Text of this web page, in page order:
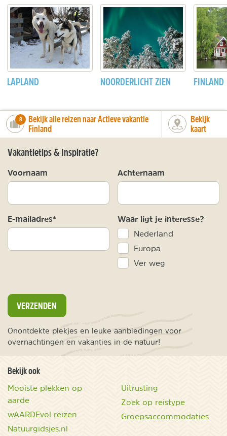
LAPLAND NOORDERLICHT ZIEN FINLAND
number_of_trips:
8
Bekijk alle reizen naar Actieve vakantie
Finland
Bekijk
kaart
Vakantietips & Inspiratie?
Voornaam Achternaam
E-mailadres* Waar ligt je interesse?
Nederland
Europa
Ver weg
VERZENDEN
Onontdekte plekjes en leuke aanbiedingen voor
overnachtingen en vakanties in de natuur!
Bekijk ook
Mooiste plekken op
aarde
wAARDEvol reizen
Natuurgidsjes.nl
Uitrusting
Zoek op reistype
Groepsaccommodaties